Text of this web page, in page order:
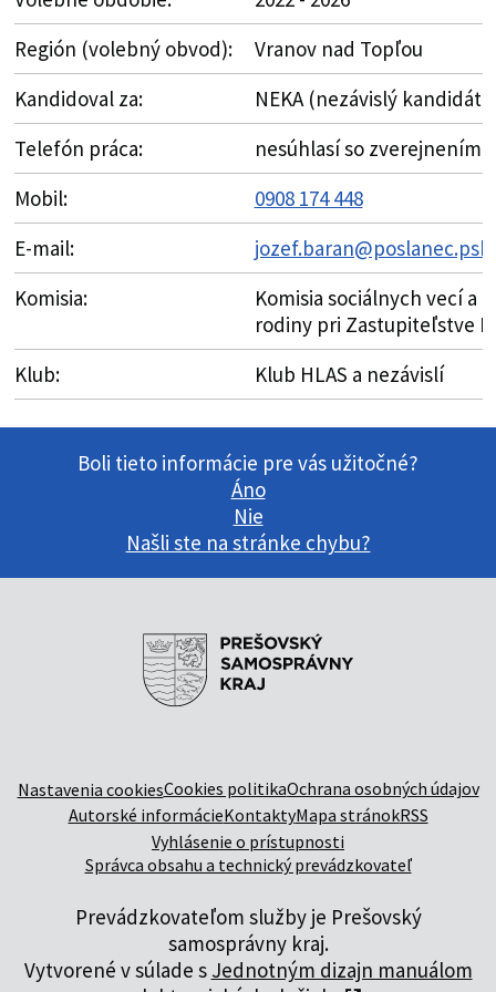
Región (volebný obvod):
Vranov nad Topľou
Kandidoval za:
NEKA (nezávislý kandidát)
Telefón práca:
nesúhlasí so zverejnením
Mobil:
0908 174 448
E-mail:
Komisia:
Komisia sociálnych vecí a
rodiny pri Zastupiteľstve
Klub:
Klub HLAS a nezávislí
Boli tieto informácie pre vás užitočné?
Áno
Nie
Našli ste na stránke chybu?
Nastavenia cookiesCookies politikaOchrana osobných údajov
Autorské informácieKontaktyMapa stránokRSS
Vyhlásenie o prístupnosti
Správca obsahu a technický prevádzkovateľ
Prevádzkovateľom služby je Prešovský
samosprávny kraj.
Vytvorené v súlade s Jednotným dizajn manuálom